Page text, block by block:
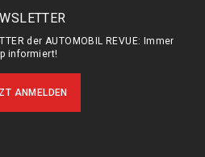
der AUTOMOBIL REVUE: Immer
informiert!
ANMELDEN